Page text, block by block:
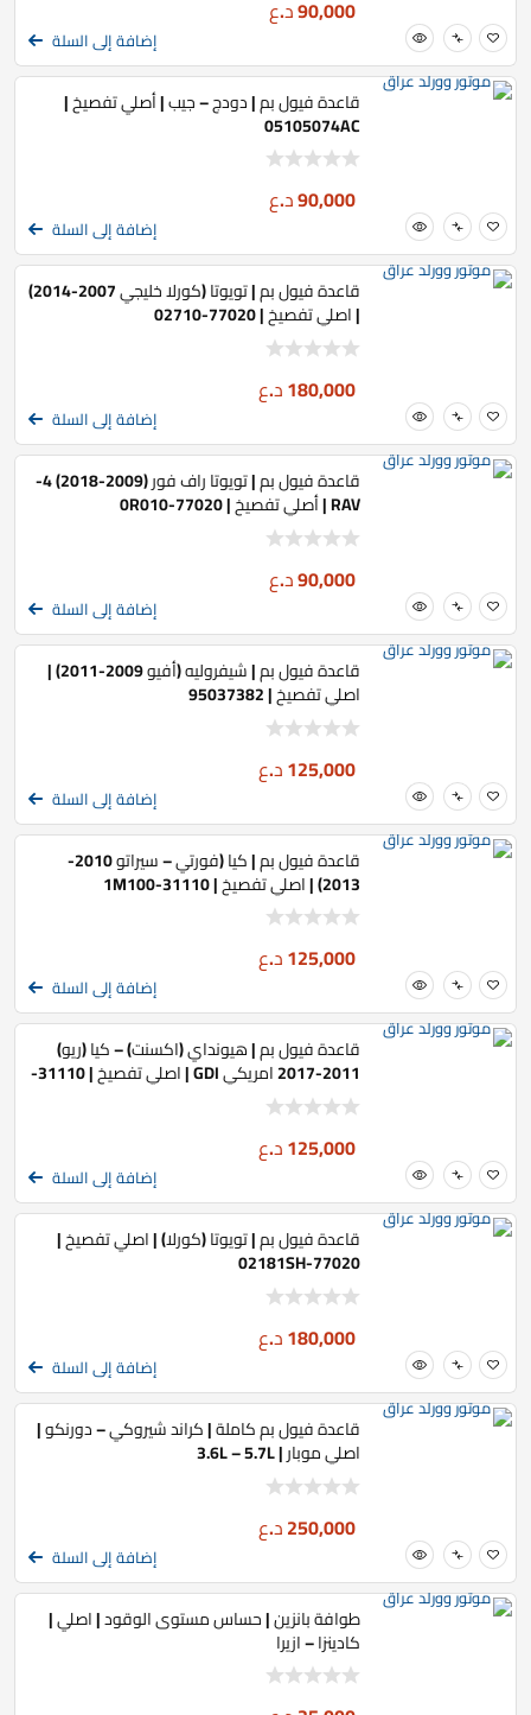
90,000د.ع
إضافة إلى السلة
قاعدة فيول بم | دودج – جيب | أصلي تفصيخ |
05105074AC
90,000د.ع
إضافة إلى السلة
قاعدة فيول بم | تويوتا (كورلا خليجي 2007-2014)
| اصلي تفصيخ | 77020-02710
180,000د.ع
إضافة إلى السلة
قاعدة فيول بم | تويوتا راف فور (2009-2018) 4-
RAV | أصلي تفصيخ | 77020-0R010
90,000د.ع
إضافة إلى السلة
قاعدة فيول بم | شيفروليه (أفيو 2009-2011) |
اصلي تفصيخ | 95037382
125,000د.ع
إضافة إلى السلة
قاعدة فيول بم | كيا (فورتي – سيراتو 2010-
2013) | اصلي تفصيخ | 31110-1M100
125,000د.ع
إضافة إلى السلة
قاعدة فيول بم | هيونداي (اكسنت) – كيا (ريو)
2011-2017 امريكي GDI | اصلي تفصيخ | 31110-
1R500
125,000د.ع
إضافة إلى السلة
قاعدة فيول بم | تويوتا (كورلا) | اصلي تفصيخ |
77020-02181SH
180,000د.ع
إضافة إلى السلة
قاعدة فيول بم كاملة | كراند شيروكي – دورنكو |
اصلي موبار | 3.6L – 5.7L
250,000د.ع
إضافة إلى السلة
طوافة بانزين | حساس مستوى الوقود | اصلي |
كادينزا – ازيرا